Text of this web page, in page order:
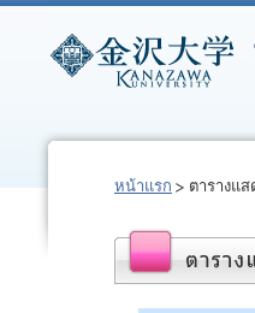
หน้าแรก ตารางแ